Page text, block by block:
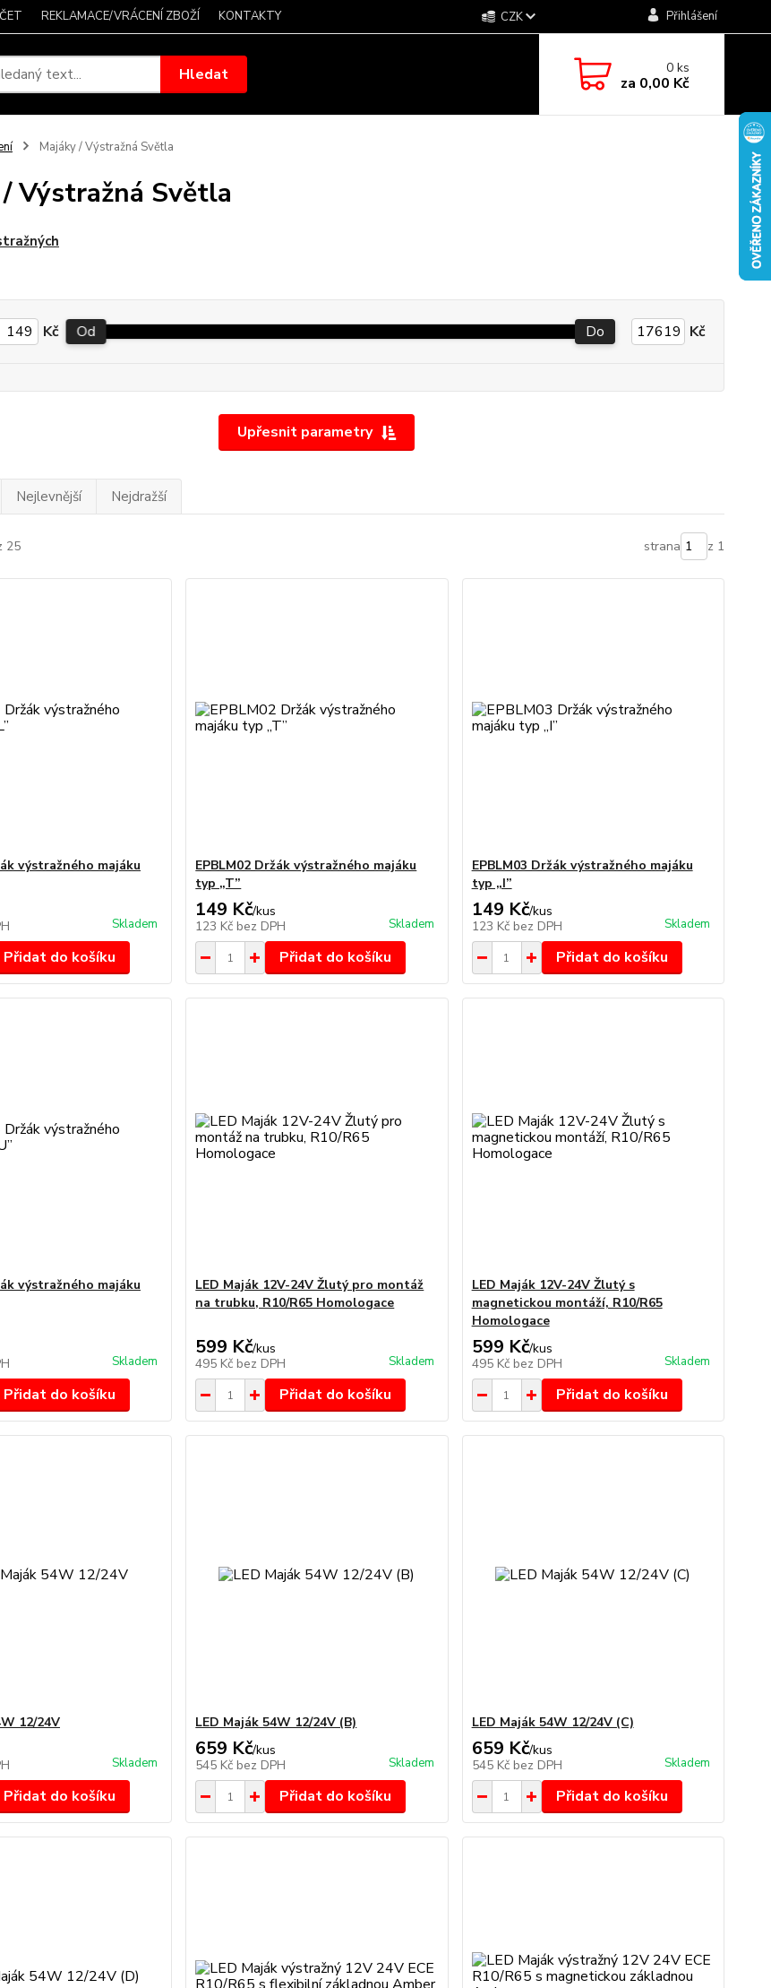
REKLAMACE/VRÁCENÍ ZBOŽÍ KONTAKTY CZK Přihlášení
Hledat 0ks
za 0,00 Kč
Majáky / Výstražná Světla
Výstražná Světla
Upřesnit parametry
Kč Od Do Kč
Nejlevnější Nejdražší
25 strana z 1
výstražného majáku
Skladem
Přidat do košíku
EPBLM02 Držák výstražného majáku
typ „T”
149 Kč/kus
123 Kč bez DPH Skladem
Přidat do košíku
EPBLM03 Držák výstražného majáku
typ „I”
149 Kč/kus
123 Kč bez DPH Skladem
Přidat do košíku
výstražného majáku
Skladem
Přidat do košíku
LED Maják 12V-24V Žlutý pro montáž
na trubku, R10/R65 Homologace
599 Kč/kus
495 Kč bez DPH Skladem
Přidat do košíku
LED Maják 12V-24V Žlutý s
magnetickou montáží, R10/R65
Homologace
599 Kč/kus
495 Kč bez DPH Skladem
Přidat do košíku
12/24V
Skladem
Přidat do košíku
LED Maják 54W 12/24V (B)
659 Kč/kus
545 Kč bez DPH Skladem
Přidat do košíku
LED Maják 54W 12/24V (C)
659 Kč/kus
545 Kč bez DPH Skladem
Přidat do košíku